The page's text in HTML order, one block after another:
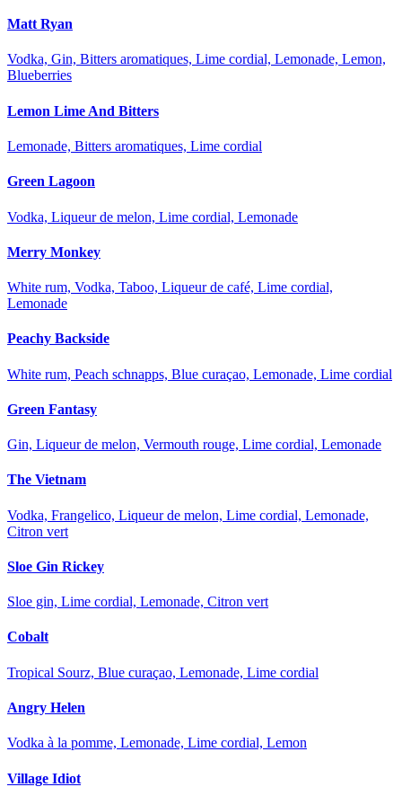
Matt Ryan
Vodka, Gin, Bitters aromatiques, Lime cordial, Lemonade, Lemon,
Blueberries
Lemon Lime And Bitters
Lemonade, Bitters aromatiques, Lime cordial
Green Lagoon
Vodka, Liqueur de melon, Lime cordial, Lemonade
Merry Monkey
White rum, Vodka, Taboo, Liqueur de café, Lime cordial,
Lemonade
Peachy Backside
White rum, Peach schnapps, Blue curaçao, Lemonade, Lime cordial
Green Fantasy
Gin, Liqueur de melon, Vermouth rouge, Lime cordial, Lemonade
The Vietnam
Vodka, Frangelico, Liqueur de melon, Lime cordial, Lemonade,
Citron vert
Sloe Gin Rickey
Sloe gin, Lime cordial, Lemonade, Citron vert
Cobalt
Tropical Sourz, Blue curaçao, Lemonade, Lime cordial
Angry Helen
Vodka à la pomme, Lemonade, Lime cordial, Lemon
Village Idiot